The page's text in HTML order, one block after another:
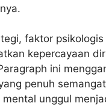
faktor
kepercayaan
ini
penuh
unggul